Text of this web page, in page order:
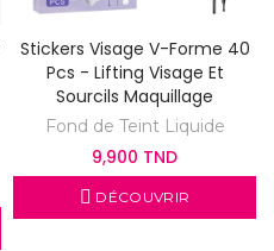
Stickers Visage V-Forme 40
Pcs - Lifting Visage Et
Sourcils Maquillage
Fond de Teint Liquide
9,900 TND
DÉCOUVRIR